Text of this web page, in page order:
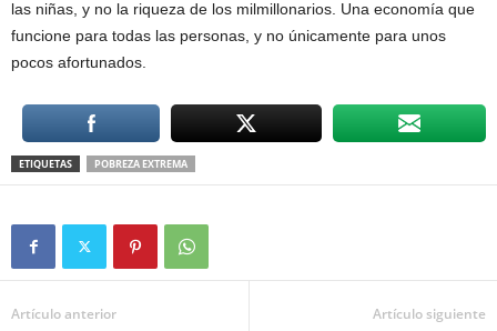
las niñas, y no la riqueza de los milmillonarios. Una economía que
funcione para todas las personas, y no únicamente para unos
pocos afortunados.
ETIQUETAS POBREZA EXTREMA
Artículo anterior Artículo siguiente